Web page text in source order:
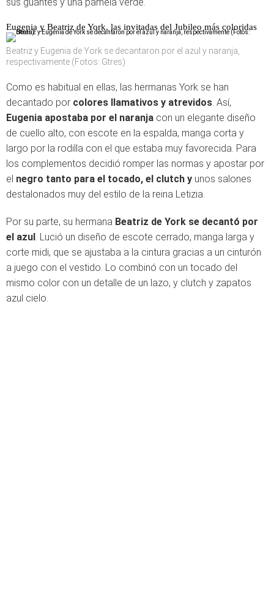
Eugenia y Beatriz de York, las invitadas del Jubileo más coloridas
Beatriz y Eugenia de York se decantaron por el azul y naranja,
respectivamente (Fotos: Gtres)
Como es habitual en ellas, las hermanas York se han
decantado por colores llamativos y atrevidos . Así,
Eugenia apostaba por el naranja con un elegante diseño
de cuello alto, con escote en la espalda, manga corta y
largo por la rodilla con el que estaba muy favorecida. Para
los complementos decidió romper las normas y apostar por
el negro tanto para el tocado, el clutch y unos salones
destalonados muy del estilo de la reina Letizia.
Por su parte, su hermana Beatriz de York se decantó por
el azul . Lució un diseño de escote cerrado, manga larga y
corte midi, que se ajustaba a la cintura gracias a un cinturón
a juego con el vestido. Lo combinó con un tocado del
mismo color con un detalle de un lazo, y clutch y zapatos
azul cielo.